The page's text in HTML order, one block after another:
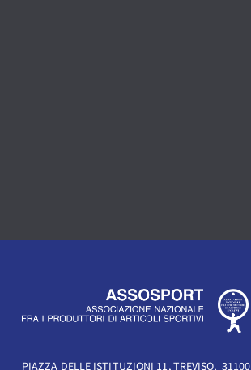
PIAZZA DELLE ISTITUZIONI 11, TREVISO, 31100